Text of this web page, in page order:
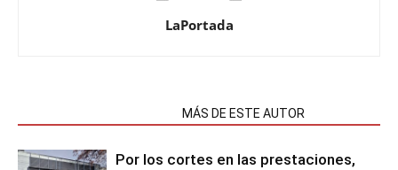
LaPortada
MÁS DE ESTE AUTOR
Por los cortes en las prestaciones,